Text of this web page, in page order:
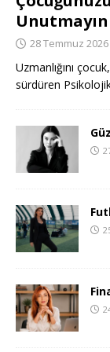
Unutmayın
28 Temmuz 2026
Uzmanlığını
sürdüren